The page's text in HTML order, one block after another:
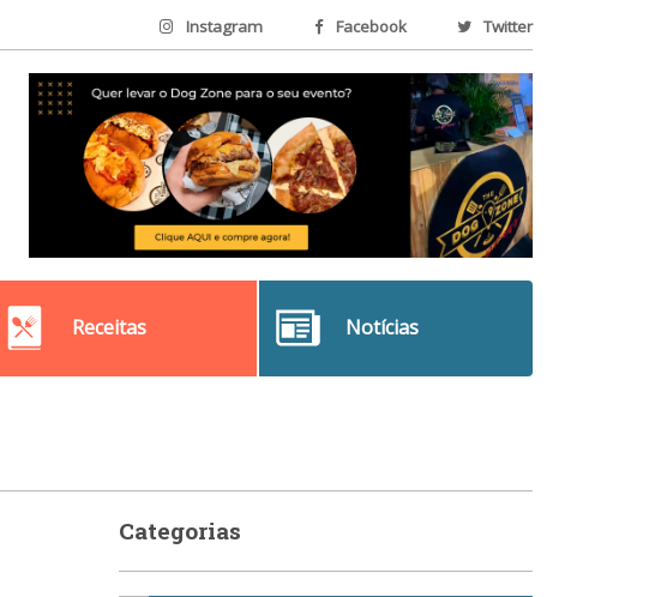
Instagram Facebook Twitter
Receitas Notícias
Categorias